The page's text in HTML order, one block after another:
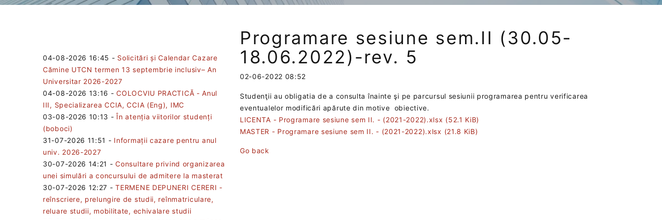
04-08-2026 16:45 - Solicitări și Calendar Cazare
Cămine UTCN termen 13 septembrie inclusiv– An
Universitar 2026-2027
04-08-2026 13:16 -COLOCVIU PRACTICĂ - Anul
III, Specializarea CCIA, CCIA (Eng), IMC
03-08-2026 10:13 -În atenția viitorilor studenți
(boboci)
31-07-2026 11:51 - Informații cazare pentru anul
univ. 2026-2027
30-07-2026 14:21 -Consultare privind organizarea
unei simulări a concursului de admitere la masterat
30-07-2026 12:27 -TERMENE DEPUNERI CERERI -
reînscriere, prelungire de studii, reînmatriculare,
reluare studii, mobilitate, echivalare studii
Programare sesiune sem.II (30.05-
18.06.2022)-rev. 5
02-06-2022 08:52
Studenţii au obligatia de a consulta înainte şi pe parcursul sesiunii programarea pentru verificarea
eventualelor modificări apărute din motive obiective.
LICENTA - Programare sesiune sem II. - (2021-2022).xlsx (52.1 KiB)
MASTER - Programare sesiune sem II. - (2021-2022).xlsx (21.8 KiB)
Go back